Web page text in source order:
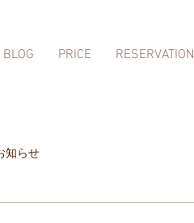
PRICE RESERVATION
知らせ